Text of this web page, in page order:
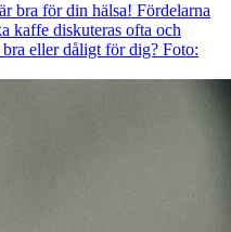
bra för din hälsa! Fördelarna
kaffe diskuteras ofta och
eller dåligt för dig? Foto: